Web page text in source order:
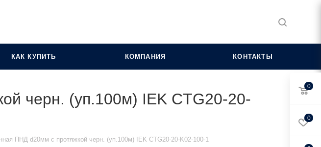
КАК КУПИТЬ КОМПАНИЯ КОНТАКТЫ
черн. (уп.100м) IEK CTG20-20-
ПНД d20мм с протяжкой черн. (уп.100м) IEK CTG20-20-K02-100-1
0
0